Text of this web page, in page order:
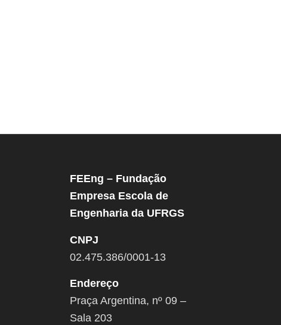
FEEng – Fundação
Empresa Escola de
Engenharia da UFRGS
CNPJ
02.475.386/0001-13
Endereço
Praça Argentina, nº 09 –
Sala 203